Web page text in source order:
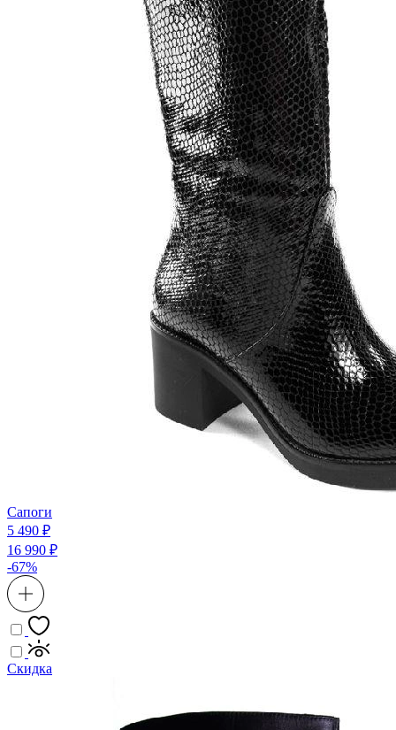
Сапоги
5 490 ₽
16 990 ₽
-67%
Скидка